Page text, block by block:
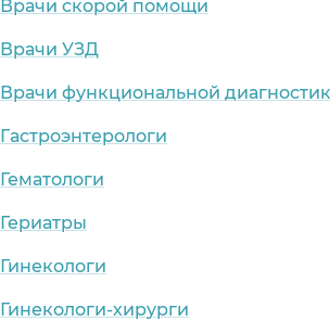
Врачи скорой помощи
Врачи УЗД
Врачи функциональной
Гастроэнтерологи
Гематологи
Гериатры
Гинекологи
Гинекологи-хирурги